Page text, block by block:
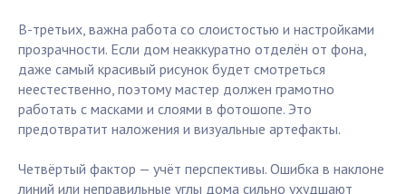
В-третьих, важна работа со слоистостью и настройками
прозрачности. Если дом неаккуратно отделён от фона,
даже самый красивый рисунок будет смотреться
неестественно, поэтому мастер должен грамотно
работать с масками и слоями в фотошопе. Это
предотвратит наложения и визуальные артефакты.
Четвёртый фактор — учёт перспективы. Ошибка в наклоне
линий или неправильные углы дома сильно ухудшают